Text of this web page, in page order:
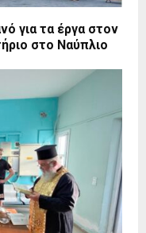
για τα έργα στον
στο Ναύπλιο